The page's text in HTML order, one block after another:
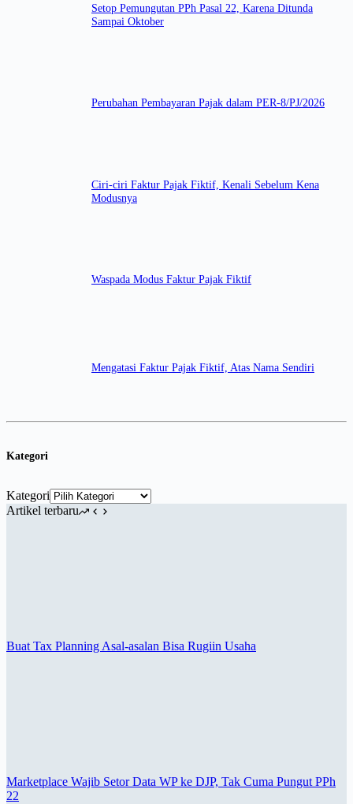
Setop Pemungutan PPh Pasal 22, Karena Ditunda
Sampai Oktober
Perubahan Pembayaran Pajak dalam PER-8/PJ/2026
Ciri-ciri Faktur Pajak Fiktif, Kenali Sebelum Kena
Modusnya
Waspada Modus Faktur Pajak Fiktif
Mengatasi Faktur Pajak Fiktif, Atas Nama Sendiri
Kategori
Kategori
Artikel terbaru
Buat Tax Planning Asal-asalan Bisa Rugiin Usaha
Marketplace Wajib Setor Data WP ke DJP, Tak Cuma Pungut PPh
22